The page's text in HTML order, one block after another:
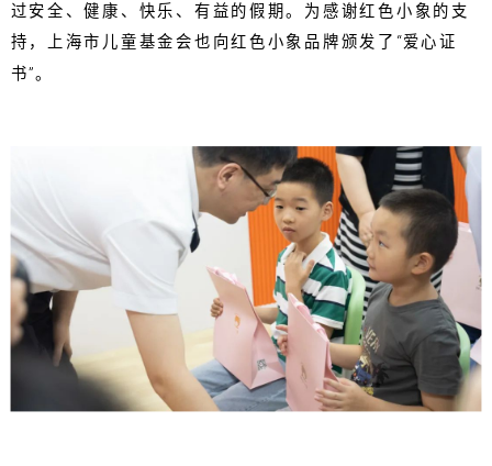
过安全、健康、快乐、有益的假期。为感谢红色小象的支
持，上海市儿童基金会也向红色小象品牌颁发了“爱心证
书”。